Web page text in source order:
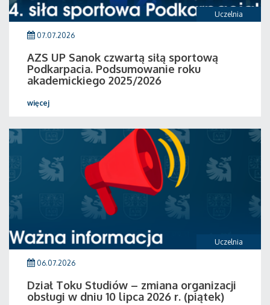
Uczelnia
07.07.2026
AZS UP Sanok czwartą siłą sportową
Podkarpacia. Podsumowanie roku
akademickiego 2025/2026
więcej
Uczelnia
06.07.2026
Dział Toku Studiów – zmiana organizacji
obsługi w dniu 10 lipca 2026 r. (piątek)